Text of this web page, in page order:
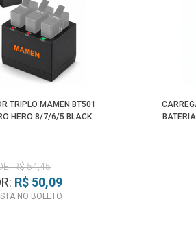
TRIPLO MAMEN BT501
HERO 8/7/6/5 BLACK
R$ 54,45
R$ 50,09
NO BOLETO